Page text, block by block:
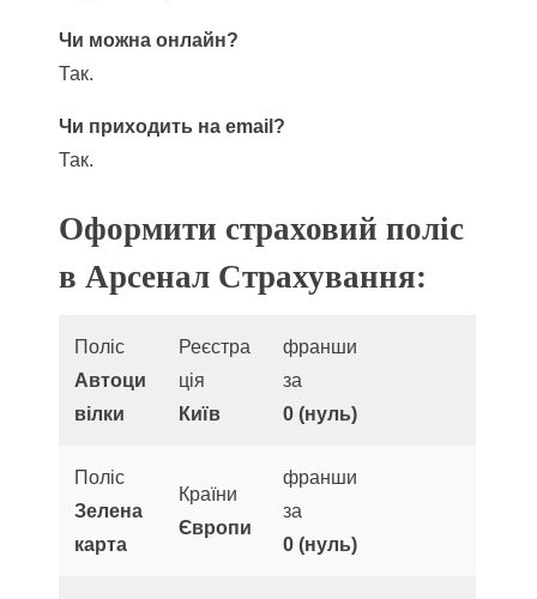
Чи можна онлайн?
Так.
Чи приходить на email?
Так.
Оформити страховий поліс
в Арсенал Страхування:
Поліс
Автоци
вілки
Реєстра
ція
Київ
франши
за
0 (нуль)
Поліс
Зелена
карта
Країни
Європи
франши
за
0 (нуль)